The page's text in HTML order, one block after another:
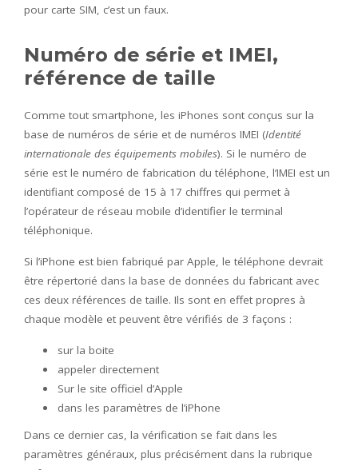
pour carte SIM, c’est un faux.
Numéro de série et IMEI,
référence de taille
Comme tout smartphone, les iPhones sont conçus sur la
base de numéros de série et de numéros IMEI (Identité
internationale des équipements mobiles). Si le numéro de
série est le numéro de fabrication du téléphone, l’IMEI est un
identifiant composé de 15 à 17 chiffres qui permet à
l’opérateur de réseau mobile d’identifier le terminal
téléphonique.
Si l’iPhone est bien fabriqué par Apple, le téléphone devrait
être répertorié dans la base de données du fabricant avec
ces deux références de taille. Ils sont en effet propres à
chaque modèle et peuvent être vérifiés de 3 façons :
sur la boite
appeler directement
Sur le site officiel d’Apple
dans les paramètres de l’iPhone
Dans ce dernier cas, la vérification se fait dans les
paramètres généraux, plus précisément dans la rubrique